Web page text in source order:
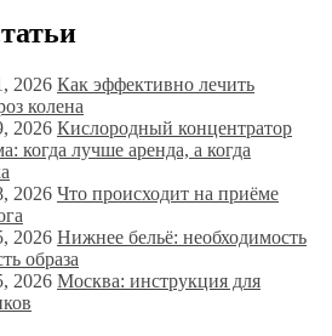
2026 Как эффективно лечить
колена
2026 Кислородный концентратор
когда лучше аренда, а когда
2026 Что происходит на приёме
2026 Нижнее бельё: необходимость
образа
2026 Москва: инструкция для